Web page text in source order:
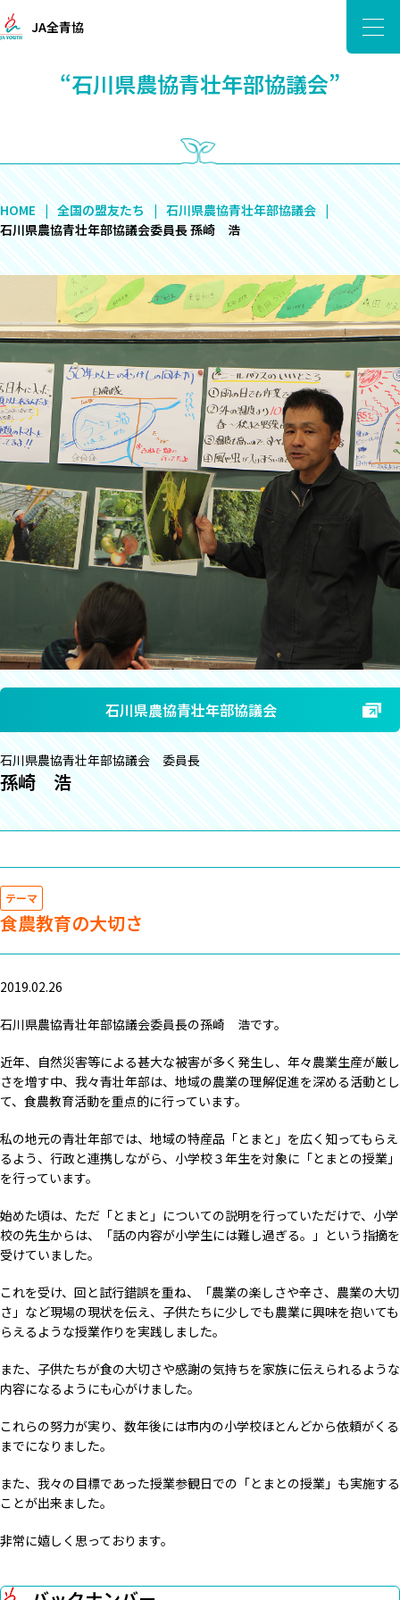
JA全青協
“石川県農協青壮年部協議会”
HOME 全国の盟友たち
石川県農協青壮年部協議会
石川県農協青壮年部協議会委員長 孫崎 浩
石川県農協青壮年部協議会
石川県農協青壮年部協議会 委員長
孫崎 浩
テーマ
食農教育の大切さ
2019.02.26
石川県農協青壮年部協議会委員長の孫崎 浩です。
近年、自然災害等による甚大な被害が多く発生し、年々農業生産が厳し
さを増す中、我々青壮年部は、地域の農業の理解促進を深める活動とし
て、食農教育活動を重点的に行っています。
私の地元の青壮年部では、地域の特産品「とまと」を広く知ってもらえ
るよう、行政と連携しながら、小学校３年生を対象に「とまとの授業」
を行っています。
始めた頃は、ただ「とまと」についての説明を行っていただけで、小学
校の先生からは、「話の内容が小学生には難し過ぎる。」という指摘を
受けていました。
これを受け、回と試行錯誤を重ね、「農業の楽しさや辛さ、農業の大切
さ」など現場の現状を伝え、子供たちに少しでも農業に興味を抱いても
らえるような授業作りを実践しました。
また、子供たちが食の大切さや感謝の気持ちを家族に伝えられるような
内容になるようにも心がけました。
これらの努力が実り、数年後には市内の小学校ほとんどから依頼がくる
までになりました。
また、我々の目標であった授業参観日での「とまとの授業」も実施する
ことが出来ました。
非常に嬉しく思っております。